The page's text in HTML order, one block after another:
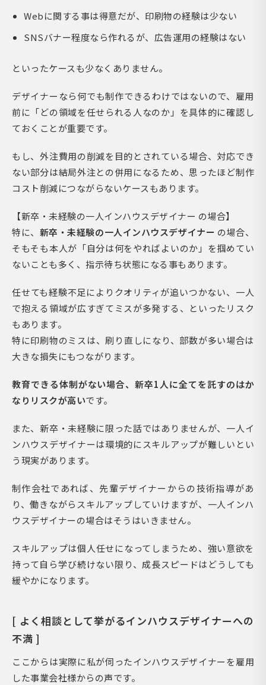
Webに関する事は得意だが、印刷物の経験は少ない
SNSバナー程度なら作れるが、広告運用の経験はない
といったケースも少なくありません。
デザイナーなら何でも制作できるわけではないので、雇用
前に「どの領域を任せられる人なのか」を具体的に確認し
ておくことが重要です。
もし、外注費用の削減を目的とされている場合、対応でき
ない部分は結局外注との併用になるため、思ったほど制作
コスト削減につながらないケースもあります。
【新卒・未経験の一人インハウスデザイナー の場合】
特に、 新卒・未経験の一人インハウスデザイナー の場合、
そもそも本人が「自分は何をやればよいのか」を掴めてい
ないことも多く、指示待ち状態になる事もあります。
任せても経験不足によりクオリティが追いつかない、一人
で抱える領域が広すぎてミスが多発する、といったリスク
もあります。
特に印刷物のミスは、刷り直しになり、部数が多い場合は
大きな損失にもつながります。
教育できる体制がない場合、新卒1人に全てを託すのはか
なりリスクが高いです。
また、新卒・未経験に限った話ではありませんが、一人イ
ンハウスデザイナーは環境的にスキルアップが難しいとい
う現実があります。
制作会社であれば、先輩デザイナーからの技術指導があ
り、働きながらスキルアップしていけますが、一人インハ
ウスデザイナーの場合はそうはいきません。
スキルアップは個人任せになってしまうため、強い意欲を
持って自ら学び続けない限り、成長スピードはどうしても
緩やかになります。
[ よく相談として挙がるインハウスデザイナーへの
不満 ]
ここからは実際に私が伺ったインハウスデザイナーを雇用
した事業会社様からの声です。